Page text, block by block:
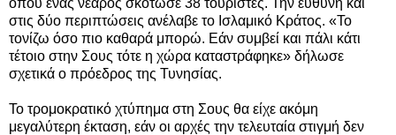
στις δύο περιπτώσεις ανέλαβε το Ισλαμικό Κράτος. «Το
τονίζω όσο πιο καθαρά μπορώ. Εάν συμβεί και πάλι κάτι
τέτοιο στην Σους τότε η χώρα καταστράφηκε» δήλωσε
σχετικά ο πρόεδρος της Τυνησίας.
Το τρομοκρατικό χτύπημα στη Σους θα είχε ακόμη
μεγαλύτερη έκταση, εάν οι αρχές την τελευταία στιγμή δεν